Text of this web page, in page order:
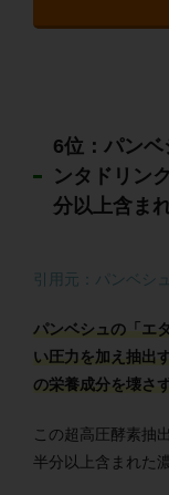
6位：パン
ンタドリン
分以上含ま
引用元：パンベシュ
パンベシュの「エ
い圧力を加え抽出
の栄養成分を壊さ
この超高圧酵素抽
半分以上含まれた